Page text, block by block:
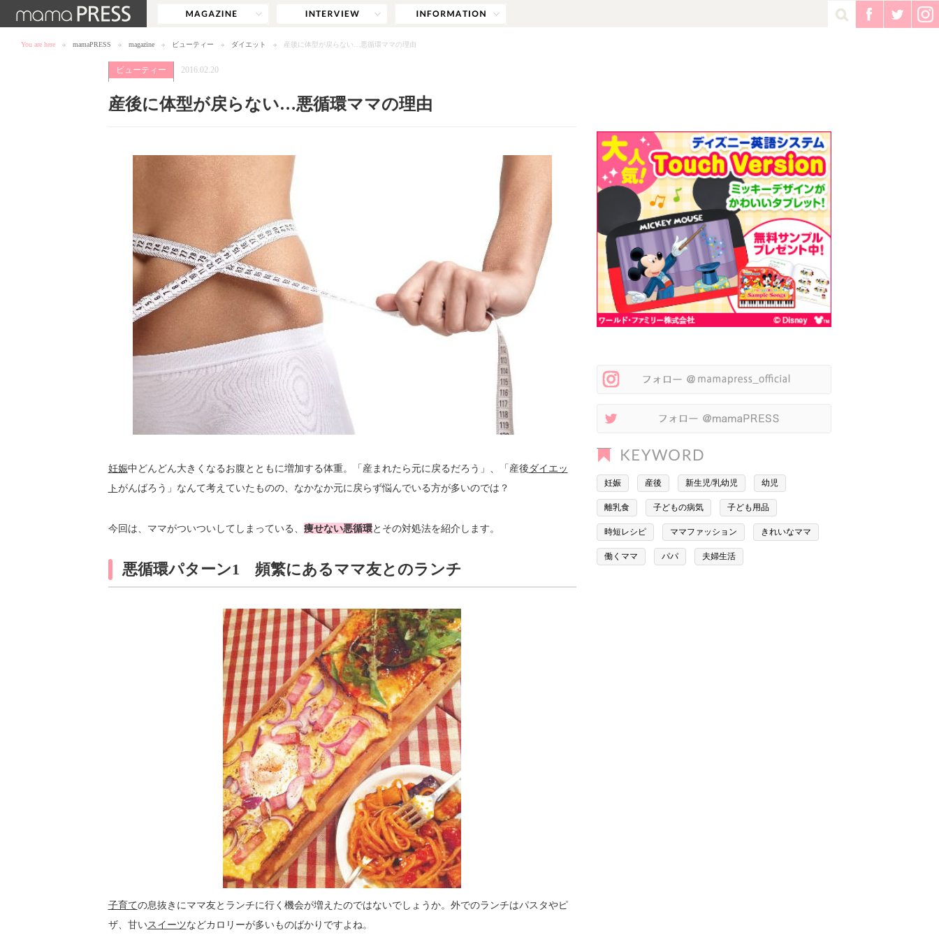
You are here mamaPRESS magazine ビューティー ダイエット 産後に体型が戻らない…悪循環ママの理由
ビューティー 2016.02.20
産後に体型が戻らない…悪循環ママの理由
妊娠中どんどん大きくなるお腹とともに増加する体重。「産まれたら元に戻るだろう」、「産後ダイエッ
トがんばろう」なんて考えていたものの、なかなか元に戻らず悩んでいる方が多いのでは？
今回は、ママがついついしてしまっている、 痩せない悪循環とその対処法を紹介します。
悪循環パターン1 頻繁にあるママ友とのランチ
子育ての息抜きにママ友とランチに行く機会が増えたのではないでしょうか。外でのランチはパスタやピ
ザ、甘いスイーツなどカロリーが多いものばかりですよね。
妊娠 産後 新生児/乳幼児 幼児
離乳食 子どもの病気 子ども用品
時短レシピ ママファッション きれいなママ
働くママ パパ 夫婦生活